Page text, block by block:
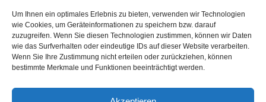
Um Ihnen ein optimales Erlebnis zu bieten, verwenden wir Technologien
wie Cookies, um Geräteinformationen zu speichern bzw. darauf
zuzugreifen. Wenn Sie diesen Technologien zustimmen, können wir Daten
wie das Surfverhalten oder eindeutige IDs auf dieser Website verarbeiten.
Wenn Sie Ihre Zustimmung nicht erteilen oder zurückziehen, können
bestimmte Merkmale und Funktionen beeinträchtigt werden.
Düsseldorfer Str. 44
41460 Neuss